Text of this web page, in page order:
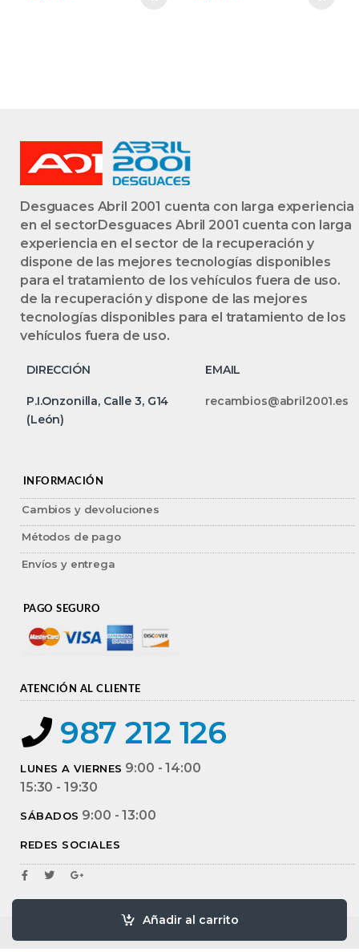
Añadir al carrito
Desguaces Abril 2001 cuenta con larga experiencia
en el sectorDesguaces Abril 2001 cuenta con larga
experiencia en el sector de la recuperación y
dispone de las mejores tecnologías disponibles
para el tratamiento de los vehículos fuera de uso.
de la recuperación y dispone de las mejores
tecnologías disponibles para el tratamiento de los
vehículos fuera de uso.
DIRECCIÓN EMAIL
P.I.Onzonilla, Calle 3, G14
(León)
recambios@abril2001.es
INFORMACIÓN
Cambios y devoluciones
Métodos de pago
Envíos y entrega
PAGO SEGURO
ATENCIÓN AL CLIENTE
987 212 126
LUNES A VIERNES 9:00 - 14:00
15:30 - 19:30
SÁBADOS 9:00 - 13:00
REDES SOCIALES